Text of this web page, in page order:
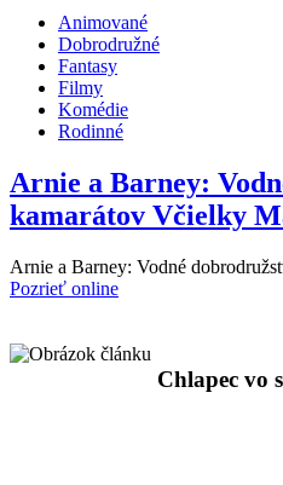
Animované
Dobrodružné
Fantasy
Filmy
Komédie
Rodinné
Arnie a Barney:
kamarátov Včielky
Arnie a Barney: Vodné
Pozrieť online
Chlapec vo